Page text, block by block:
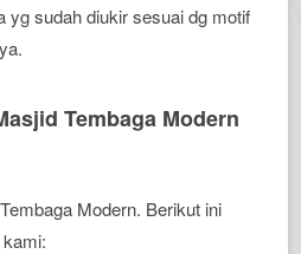
yg sudah diukir sesuai dg motif
Tembaga Modern
Modern. Berikut ini